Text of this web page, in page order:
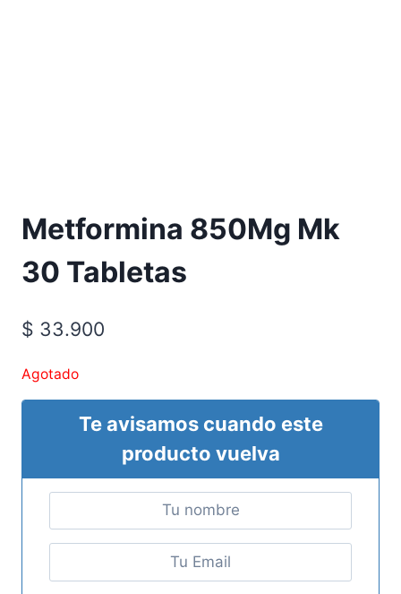
Metformina 850Mg Mk
30 Tabletas
$ 33.900
Agotado
Te avisamos cuando este
producto vuelva